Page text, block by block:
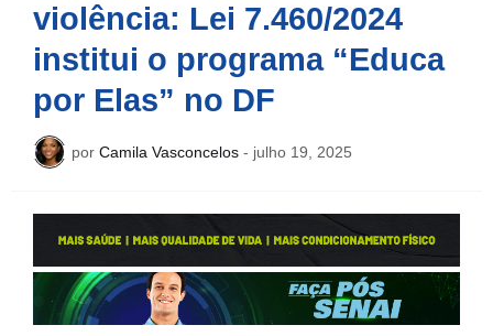
violência: Lei 7.460/2024
institui o programa “Educa
por Elas” no DF
por Camila Vasconcelos - julho 19, 2025